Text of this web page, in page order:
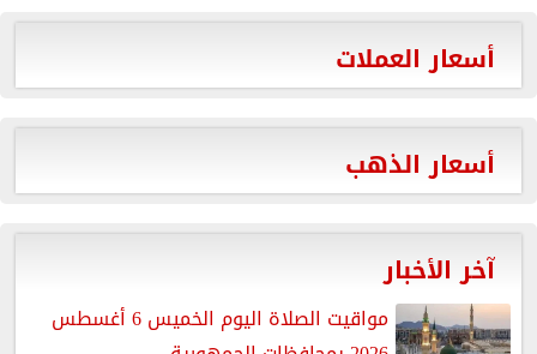
أسعار العملات
أسعار الذهب
آخر الأخبار
مواقيت الصلاة اليوم الخميس 6 أغسطس